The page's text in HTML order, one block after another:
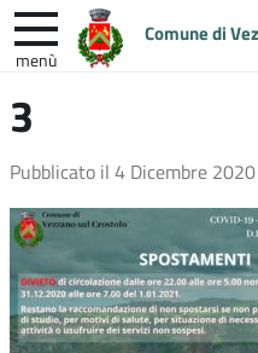
Comune di
menù
nel
UNIONE
3
Pubblicato il 4 Dicembre 2020